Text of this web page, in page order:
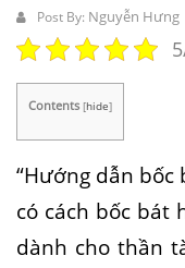
Post By: Nguyễn Hưng
Contents [hide]
“Hướng dẫn bốc
có cách bốc bát
dành cho thần